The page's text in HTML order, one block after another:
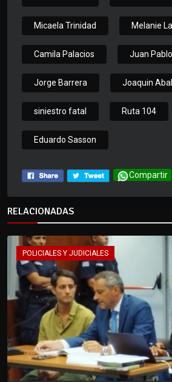
Micaela Trinidad Melanie
Camila Palacios Juan
Jorge Barrera Joaquin Abal
siniestro fatal Ruta 104
Eduardo Sasson
Compartir
RELACIONADAS
POLICIALES Y JUDICIALES